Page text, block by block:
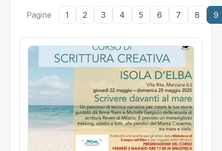
Pagine 1 2 3 4 5 6 7 8 9